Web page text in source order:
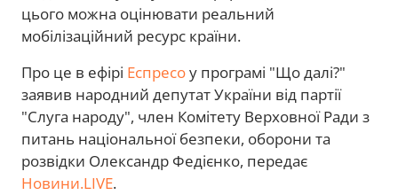
цього можна оцінювати реальний
мобілізаційний ресурс країни.
Про це в ефірі Еспресоу програмі "Що далі?"
заявив народний депутат України від партії
"Слуга народу", член Комітету Верховної Ради з
питань національної безпеки, оборони та
розвідки Олександр Федієнко, передає
Новини.LIVE.